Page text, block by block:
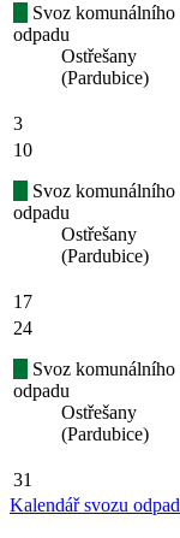
Svoz komunálního
odpadu
Ostřešany
(Pardubice)
3
10
Svoz komunálního
odpadu
Ostřešany
(Pardubice)
17
24
Svoz komunálního
odpadu
Ostřešany
(Pardubice)
31
Kalendář svozu